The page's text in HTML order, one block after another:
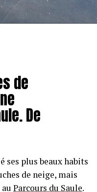
de
De
ses plus beaux habits
de neige, mais
Parcours du Saule.